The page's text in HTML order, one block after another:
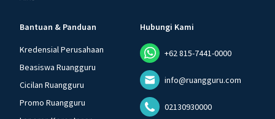
Bantuan & Panduan
Kredensial Perusahaan
Beasiswa Ruangguru
Cicilan Ruangguru
Promo Ruangguru
Hubungi Kami
+62 815-7441-0000
info@ruangguru.com
02130930000